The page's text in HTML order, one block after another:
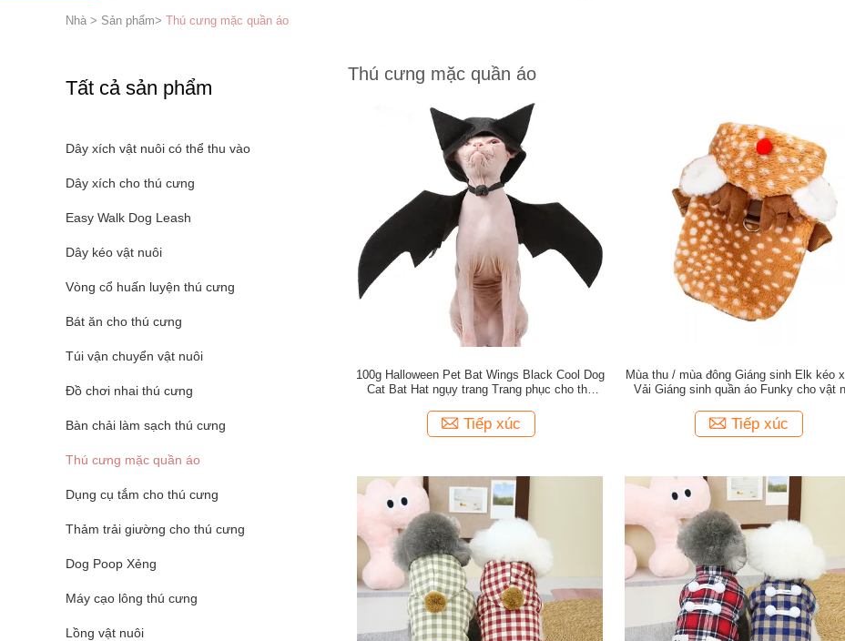
Nhà > Sản phẩm> Thú cưng mặc quần áo
Tất cả sản phẩm
Dây xích vật nuôi có thể thu vào
Dây xích cho thú cưng
Easy Walk Dog Leash
Dây kéo vật nuôi
Vòng cổ huấn luyện thú cưng
Bát ăn cho thú cưng
Túi vận chuyển vật nuôi
Đồ chơi nhai thú cưng
Bàn chải làm sạch thú cưng
Thú cưng mặc quần áo
Dụng cụ tắm cho thú cưng
Thảm trải giường cho thú cưng
Dog Poop Xẻng
Máy cạo lông thú cưng
Lồng vật nuôi
Thú cưng mặc quần áo
100g Halloween Pet Bat Wings Black Cool Dog
Cat Bat Hat ngụy trang Trang phục cho thú
Tiếp xúc
Mùa thu / mùa đông Giáng sinh Elk kéo
Vải Giáng sinh quần áo Funky cho vật
Tiếp xúc